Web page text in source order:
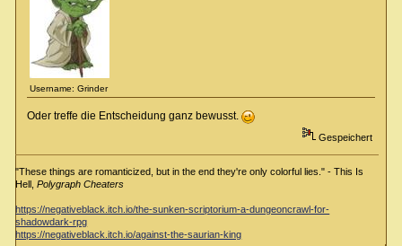
Username: Grinder
Oder treffe die Entscheidung ganz bewusst.
Gespeichert
"These things are romanticized, but in the end they're only colorful lies." - This Is
Hell,Polygraph Cheaters
https://negativeblack.itch.io/the-sunken-scriptorium-a-dungeoncrawl-for-
shadowdark-rpg
https://negativeblack.itch.io/against-the-saurian-king